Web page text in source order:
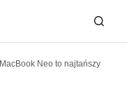
MacBook Neo to najtańszy